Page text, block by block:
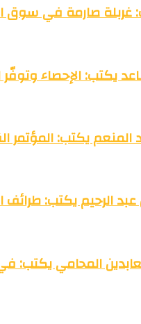
غربلة صارمة في سوق
يكتب: الإحصاء
يكتب: المؤتمر
الرحيم يكتب: طرائف
المحامي يكتب: